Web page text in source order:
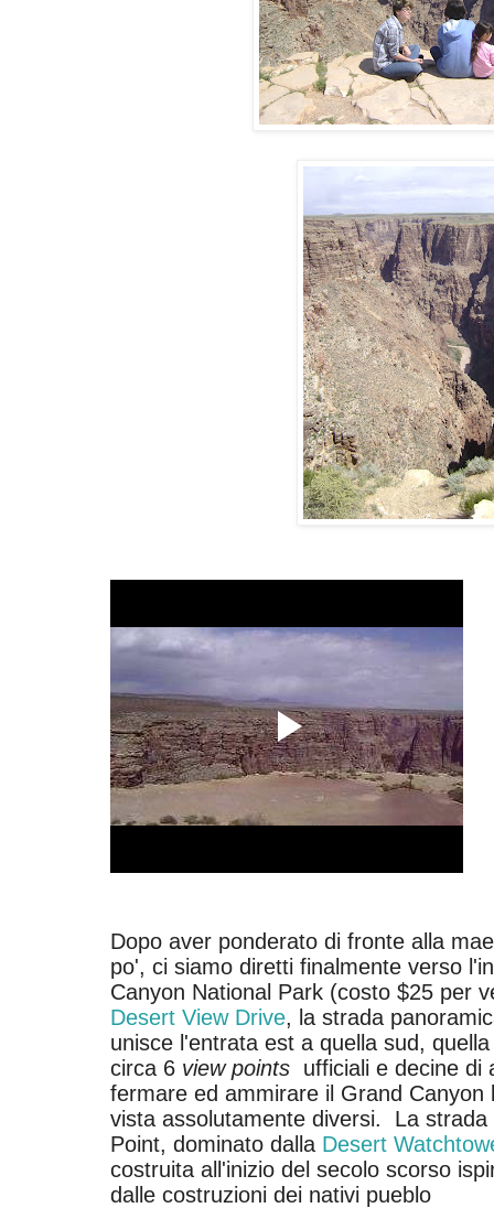
Dopo aver ponderato di fronte alla
po', ci siamo diretti finalmente verso
Canyon National Park (costo $25 per
Desert View Drive, la strada
unisce l'entrata est a quella sud,
circa 6 view points ufficiali e decine di
fermare ed ammirare il Grand Canyon
vista assolutamente diversi. La strada
Point, dominato dalla Desert
costruita all'inizio del secolo scorso
dalle costruzioni dei nativi pueblo